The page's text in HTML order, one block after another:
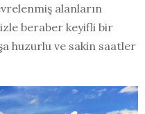
alanların
beraber keyifli bir
huzurlu ve sakin saatler